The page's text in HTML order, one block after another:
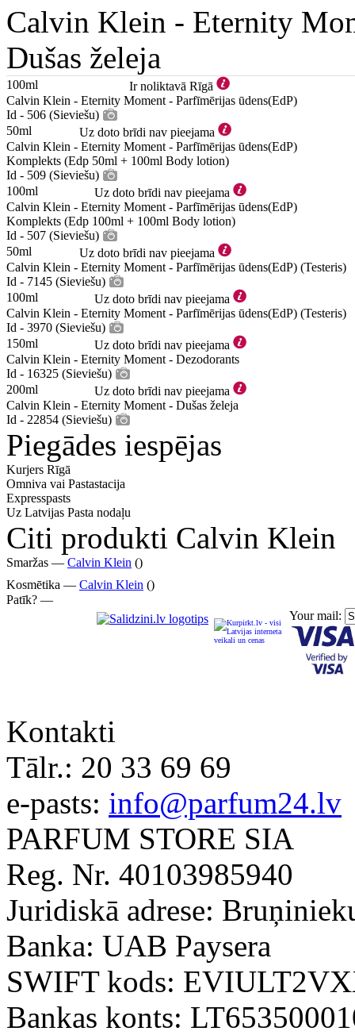
Calvin Klein - Eternity
Dušas želeja
100ml
Ir noliktavā Rīgā
Calvin Klein - Eternity Moment - Parfīmērijas ūdens(EdP)
Id - 506 (Sieviešu)
50ml
Uz doto brīdi nav pieejama
Calvin Klein - Eternity Moment - Parfīmērijas ūdens(EdP)
Komplekts (Edp 50ml + 100ml Body lotion)
Id - 509 (Sieviešu)
100ml
Uz doto brīdi nav pieejama
Calvin Klein - Eternity Moment - Parfīmērijas ūdens(EdP)
Komplekts (Edp 100ml + 100ml Body lotion)
Id - 507 (Sieviešu)
50ml
Uz doto brīdi nav pieejama
Calvin Klein - Eternity Moment - Parfīmērijas ūdens(EdP) (Testeris)
Id - 7145 (Sieviešu)
100ml
Uz doto brīdi nav pieejama
Calvin Klein - Eternity Moment - Parfīmērijas ūdens(EdP) (Testeris)
Id - 3970 (Sieviešu)
150ml
Uz doto brīdi nav pieejama
Calvin Klein - Eternity Moment - Dezodorants
Id - 16325 (Sieviešu)
200ml
Uz doto brīdi nav pieejama
Calvin Klein - Eternity Moment - Dušas želeja
Id - 22854 (Sieviešu)
Piegādes iespējas
Kurjers Rīgā
Omniva vai Pastastacija
Expresspasts
Uz Latvijas Pasta nodaļu
Citi produkti Calvin Klein
Smaržas — Calvin Klein ()
Kosmētika — Calvin Klein ()
Patīk? —
Your mail:
Kontakti
Tālr.: 20 33 69 69
e-pasts: info@parfum24.lv
PARFUM STORE SIA
Reg. Nr. 40103985940
Juridiskā adrese:
Banka: UAB Paysera
SWIFT kods:
Bankas konts: